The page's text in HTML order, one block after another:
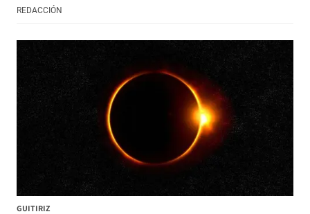
REDACCIÓN
GUITIRIZ